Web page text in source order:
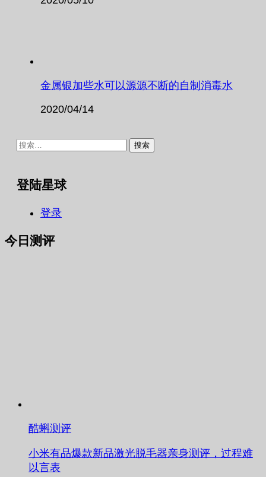
金属银加些水可以源源不断的自制消毒水
2020/04/14
搜
登陆星球
登录
今日测评
酷蝌测评
小米有品爆款新品激光脱毛器亲身测评，过程难
以言表